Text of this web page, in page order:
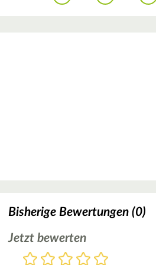
Bisherige Bewertungen (0)
Jetzt bewerten
Bewertung
5
4
3
2
1